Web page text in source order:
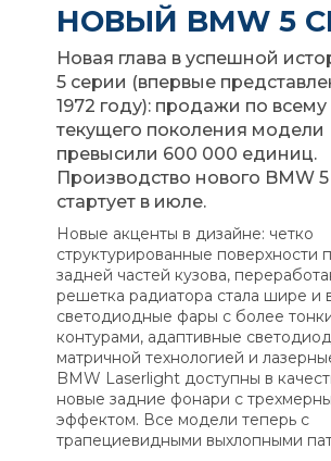
НОВЫЙ BMW 5
Новая глава в успешной
5 серии (впервые
1972 году): продажи по
текущего поколения модели
превысили 600 000 единиц.
Производство нового BMW
стартует в июле.
Новые акценты в дизайне: четко
структурированные поверхности
задней частей кузова,
решетка радиатора стала шире и
светодиодные фары с более
контурами, адаптивные
матричной технологией и
BMW Laserlight доступны в
новые задние фонари с
эффектом. Все модели теперь с
трапециевидными выхлопными